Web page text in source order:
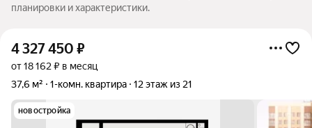
планировки и характеристики.
4 327 450 ₽
от 18 162 ₽ в месяц
37,6 м²
1-комн. квартира 12 этаж из 21
новостройка